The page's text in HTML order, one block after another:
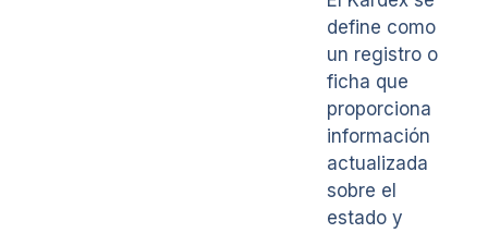
define como
un registro o
ficha que
proporciona
información
actualizada
sobre el
estado y